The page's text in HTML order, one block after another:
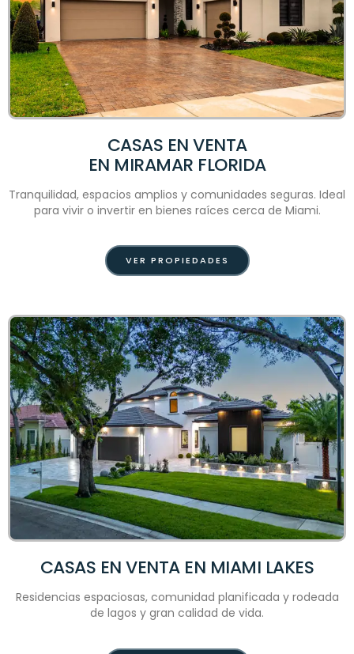
CASAS EN VENTA
EN MIRAMAR FLORIDA
Tranquilidad, espacios amplios y comunidades seguras. Ideal
para vivir o invertir en bienes raíces cerca de Miami.
VER PROPIEDADES
CASAS EN VENTA EN MIAMI LAKES
Residencias espaciosas, comunidad planificada y rodeada
de lagos y gran calidad de vida.